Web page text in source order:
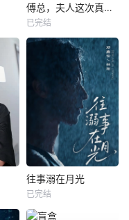
傅总，夫人这次真的死了
已完结
往事溺在月光
已完结